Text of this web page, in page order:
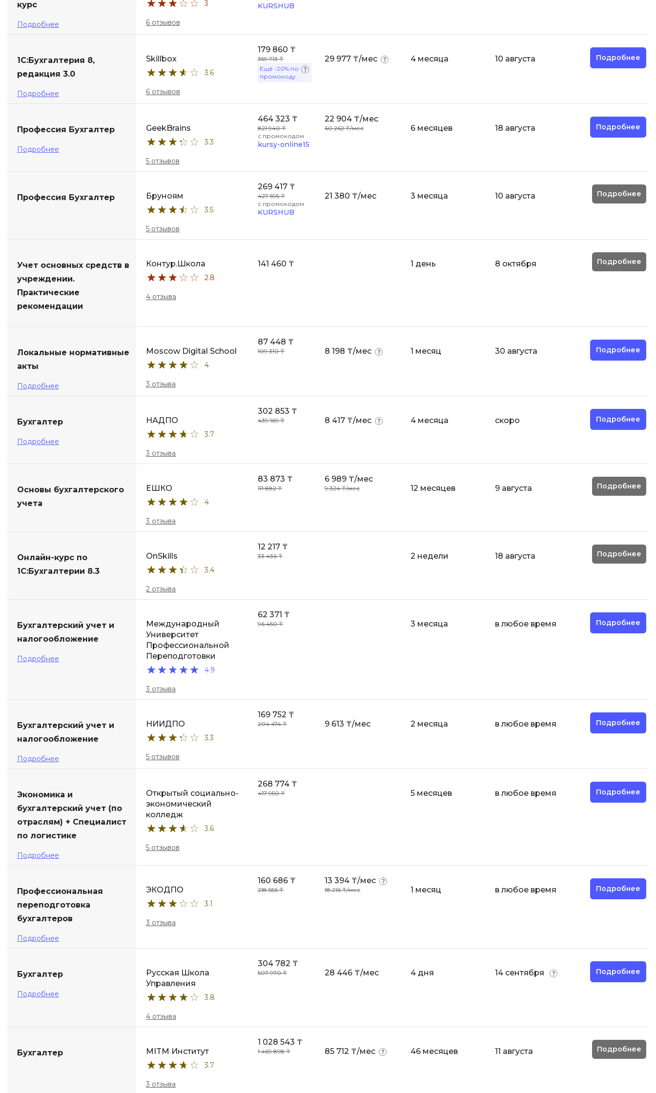
курс
Подробнее
3
6 отзывов
KURSHUB
1С:Бухгалтерия 8,
редакция 3.0
Подробнее
Skillbox
3.6
6 отзывов
179 860 ₸
359 713 ₸
Ещё -20% по
промокоду
29 977 ₸/мес 4 месяца 10 августа Подробнее
Профессия Бухгалтер
Подробнее
GeekBrains
3.3
5 отзывов
464 323 ₸
821 940 ₸
с промокодом
kursy-online15
22 904 ₸/мес
60 262 ₸/мес 6 месяцев 18 августа Подробнее
Профессия Бухгалтер Бруноям
3.5
5 отзывов
269 417 ₸
427 595 ₸
с промокодом
KURSHUB
21 380 ₸/мес 3 месяца 10 августа Подробнее
Учет основных средств в
учреждении.
Практические
рекомендации
Контур.Школа
2.8
4 отзыва
141 460 ₸ 1 день 8 октября Подробнее
Локальные нормативные
акты
Подробнее
Moscow Digital School
4
3 отзыва
87 448 ₸
109 310 ₸ 8 198 ₸/мес 1 месяц 30 августа Подробнее
Бухгалтер
Подробнее
НАДПО
3.7
3 отзыва
302 853 ₸
439 169 ₸ 8 417 ₸/мес 4 месяца скоро Подробнее
Основы бухгалтерского
учета
ЕШКО
4
3 отзыва
83 873 ₸
111 882 ₸
6 989 ₸/мес
9 324 ₸/мес 12 месяцев 9 августа Подробнее
Онлайн-курс по
1С:Бухгалтерии 8.3
OnSkills
3.4
2 отзыва
12 217 ₸
33 436 ₸ 2 недели 18 августа Подробнее
Бухгалтерский учет и
налогообложение
Подробнее
Международный
Университет
Профессиональной
Переподготовки
4.9
3 отзыва
62 371 ₸
96 450 ₸ 3 месяца в любое время Подробнее
Бухгалтерский учет и
налогообложение
Подробнее
НИИДПО
3.3
5 отзывов
169 752 ₸
204 474 ₸ 9 613 ₸/мес 2 месяца в любое время Подробнее
Экономика и
бухгалтерский учет (по
отраслям) + Специалист
по логистике
Подробнее
Открытый социально-
экономический
колледж
3.6
5 отзывов
268 774 ₸
417 950 ₸ 5 месяцев в любое время Подробнее
Профессиональная
переподготовка
бухгалтеров
Подробнее
ЭКОДПО
3.1
3 отзыва
160 686 ₸
218 556 ₸
13 394 ₸/мес
18 216 ₸/мес 1 месяц в любое время Подробнее
Бухгалтер
Подробнее
Русская Школа
Управления
3.8
4 отзыва
304 782 ₸
507 970 ₸ 28 446 ₸/мес 4 дня 14 сентября Подробнее
Бухгалтер MITM Институт
3.7
3 отзыва
1 028 543 ₸
1 469 898 ₸ 85 712 ₸/мес 46 месяцев 11 августа Подробнее
Docker
Drupal
FastAPI
Flask
GitLab
Jenkins
Kubernetes
MATLAB
T
TypeScript
UML
Visual Studio Code
iOS разработка
Администрирование
Алгоритмы и структуры
Разработка на Kotlin
Разработка на языке C#
Робототехника для взрослых
Сетевое администрирование
Сетевой инженер
Создание чат-ботов
Управление дронами
Управление разработкой и IT
Фреймворк Django
Фреймворк Flutter
Фреймворк Laravel
Фреймворк ReactJS
Фреймворк Spring
Фреймворк Symfony